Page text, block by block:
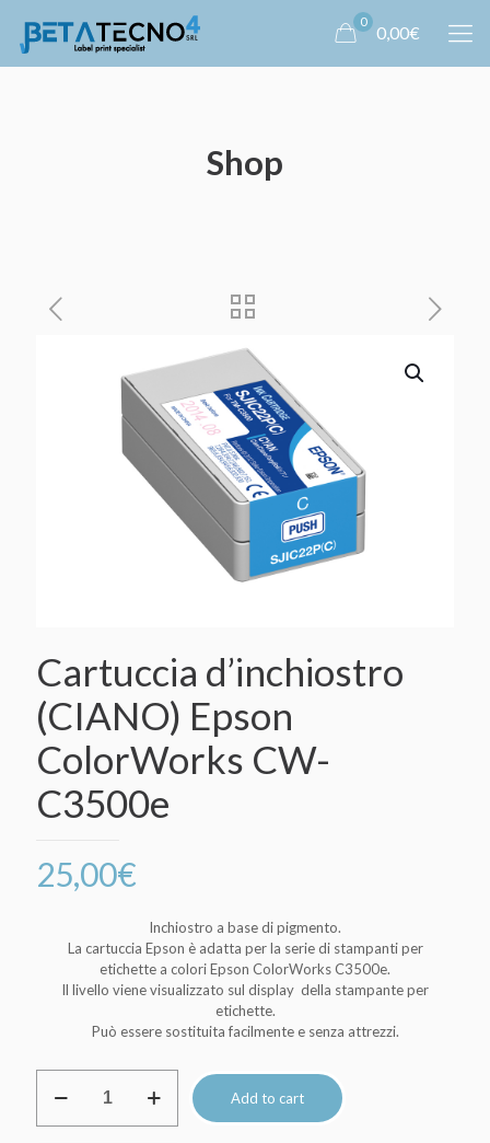
0
0,00€
Shop
Cartuccia d’inchiostro
(CIANO) Epson
ColorWorks CW-
C3500e
25,00€
Inchiostro a base di pigmento.
La cartuccia Epson è adatta per la serie di stampanti per
etichette a colori Epson ColorWorks C3500e.
Il livello viene visualizzato sul display della stampante per
etichette.
Può essere sostituita facilmente e senza attrezzi.
d'inchiostro
Add to cart